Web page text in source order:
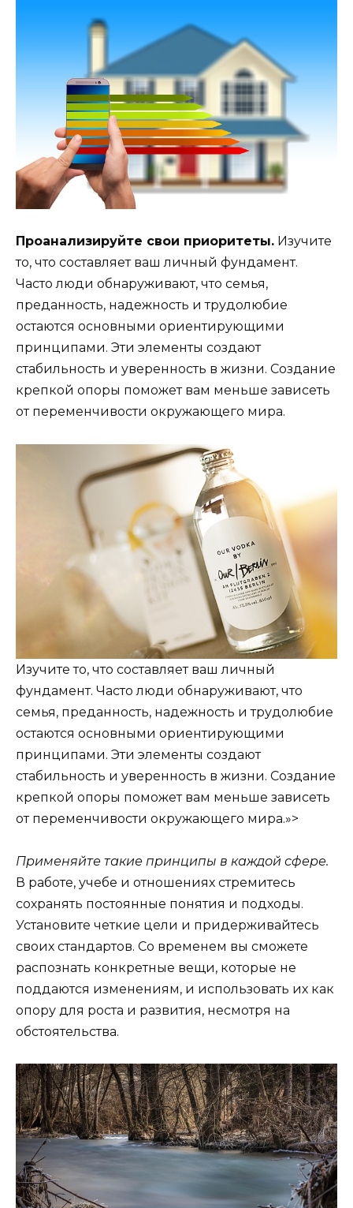
Проанализируйте свои приоритеты. Изучите
то, что составляет ваш личный фундамент.
Часто люди обнаруживают, что семья,
преданность, надежность и трудолюбие
остаются основными ориентирующими
принципами. Эти элементы создают
стабильность и уверенность в жизни. Создание
крепкой опоры поможет вам меньше зависеть
от переменчивости окружающего мира.
Изучите то, что составляет ваш личный
фундамент. Часто люди обнаруживают, что
семья, преданность, надежность и трудолюбие
остаются основными ориентирующими
принципами. Эти элементы создают
стабильность и уверенность в жизни. Создание
крепкой опоры поможет вам меньше зависеть
от переменчивости окружающего мира.»>
Применяйте такие принципы в каждой сфере.
В работе, учебе и отношениях стремитесь
сохранять постоянные понятия и подходы.
Установите четкие цели и придерживайтесь
своих стандартов. Со временем вы сможете
распознать конкретные вещи, которые не
поддаются изменениям, и использовать их как
опору для роста и развития, несмотря на
обстоятельства.